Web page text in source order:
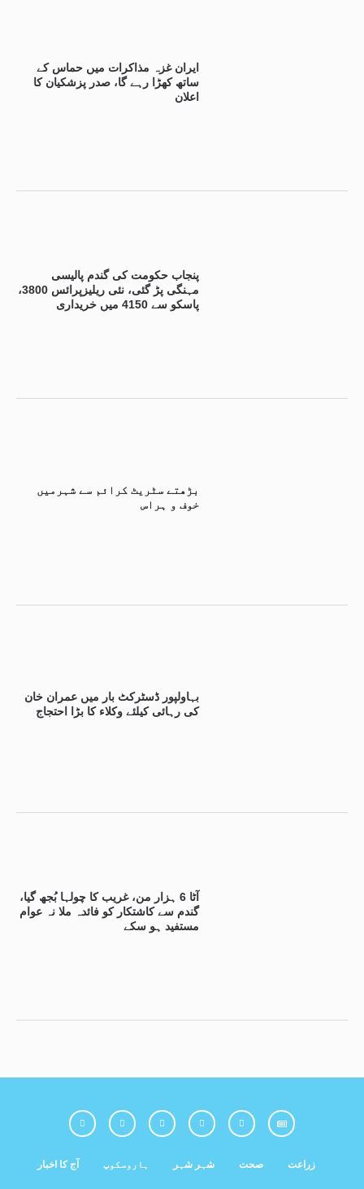
ایران غزہ مذاکرات میں حماس کے
ساتھ کھڑا رہے گا، صدر پزشکیان کا
اعلان
پنجاب حکومت کی گندم پالیسی
مہنگی پڑ گئی، نئی ریلیزپرائس 3800،
پاسکو سے 4150 میں خریداری
بڑھتے سٹریٹ کرائم سے شہرمیں
خوف و ہراس
بہاولپور ڈسٹرکٹ بار میں عمران خان
کی رہائی کیلئے وکلاء کا بڑا احتجاج
آٹا 6 ہزار من، غریب کا چولہا بُجھ گیا،
گندم سے کاشتکار کو فائدہ ملا نہ عوام
مستفید ہو سکے
آج کا اخبار ہاروسکوپ شہر شہر صحت زراعت